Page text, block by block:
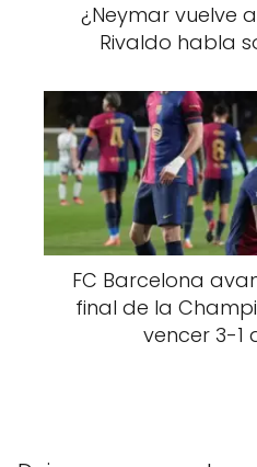
¿Neymar vuelve
Rivaldo habla
FC Barcelona
final de la
vencer 3-1